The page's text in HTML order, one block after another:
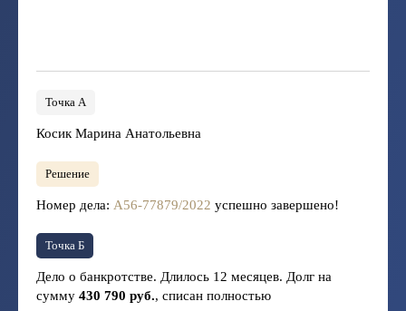
Точка А
Косик Марина Анатольевна
Решение
Номер дела: А56-77879/2022 успешно завершено!
Точка Б
Дело о банкротстве. Длилось 12 месяцев. Долг на
сумму 430 790 руб., списан полностью